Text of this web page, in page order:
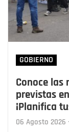
GOBIERNO
Conoce
previstas
¡Planifica
06 Agosto 2026